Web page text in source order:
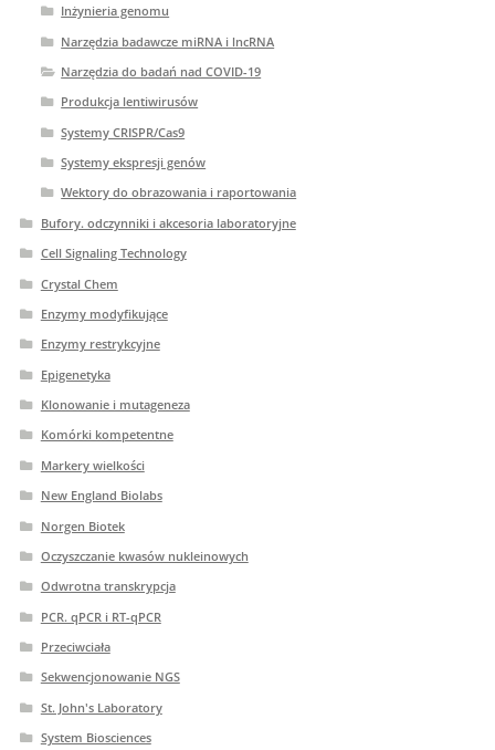
Inżynieria genomu
Narzędzia badawcze miRNA i lncRNA
Narzędzia do badań nad COVID-19
Produkcja lentiwirusów
Systemy CRISPR/Cas9
Systemy ekspresji genów
Wektory do obrazowania i raportowania
Bufory. odczynniki i akcesoria laboratoryjne
Cell Signaling Technology
Crystal Chem
Enzymy modyfikujące
Enzymy restrykcyjne
Epigenetyka
Klonowanie i mutageneza
Komórki kompetentne
Markery wielkości
New England Biolabs
Norgen Biotek
Oczyszczanie kwasów nukleinowych
Odwrotna transkrypcja
PCR. qPCR i RT-qPCR
Przeciwciała
Sekwencjonowanie NGS
St. John's Laboratory
System Biosciences